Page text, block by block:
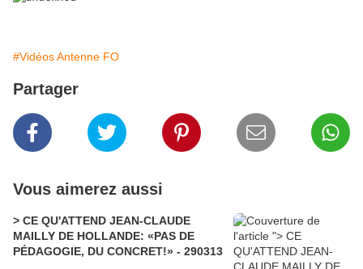
#Vidéos Antenne FO
Partager
Vous aimerez aussi
> CE QU'ATTEND JEAN-CLAUDE
MAILLY DE HOLLANDE: «PAS DE
PÉDAGOGIE, DU CONCRET!» - 290313